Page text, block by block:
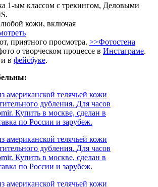
1-ым классом с трекингом, Деловыми
кожи, включая
приятного просмотра. >>Фотостена
о творческом процессе в Инстаграме.
и в фейсбуке.